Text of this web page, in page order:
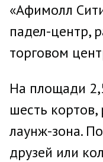
«Афимолл
падел-центр,
торговом
На площади
шесть кортов,
лаунж-зона.
друзей или